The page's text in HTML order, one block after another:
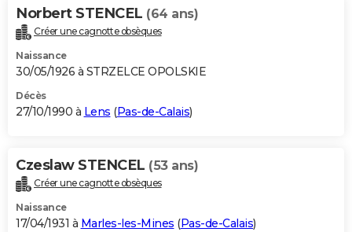
Norbert STENCEL (64 ans)
Créer une cagnotte obsèques
Naissance
30/05/1926 à STRZELCE OPOLSKIE
Décès
27/10/1990 à Lens (Pas-de-Calais)
Czeslaw STENCEL (53 ans)
Créer une cagnotte obsèques
Naissance
17/04/1931 à Marles-les-Mines (Pas-de-Calais)